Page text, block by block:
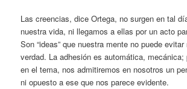
Las creencias, dice Ortega, no surgen en tal
nuestra vida, ni llegamos a ellas por un acto
Son “ideas” que nuestra mente no puede
verdad. La adhesión es automática,
en el tema, nos admitiremos en nosotros un
ni opuesto a ese que nos parece evidente.